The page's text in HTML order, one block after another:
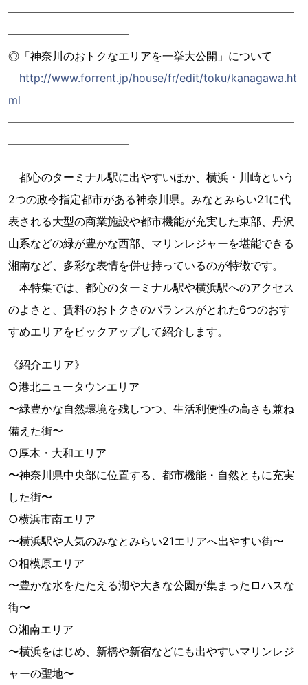
――――――――――――――――――――――――――
―――――――――――
◎「神奈川のおトクなエリアを一挙大公開」について
http://www.forrent.jp/house/fr/edit/toku/kanagawa.ht
ml
――――――――――――――――――――――――――
―――――――――――
都心のターミナル駅に出やすいほか、横浜・川崎という
2つの政令指定都市がある神奈川県。みなとみらい21に代
表される大型の商業施設や都市機能が充実した東部、丹沢
山系などの緑が豊かな西部、マリンレジャーを堪能できる
湘南など、多彩な表情を併せ持っているのが特徴です。
本特集では、都心のターミナル駅や横浜駅へのアクセス
のよさと、賃料のおトクさのバランスがとれた6つのおす
すめエリアをピックアップして紹介します。
《紹介エリア》
○港北ニュータウンエリア
〜緑豊かな自然環境を残しつつ、生活利便性の高さも兼ね
備えた街〜
○厚木・大和エリア
〜神奈川県中央部に位置する、都市機能・自然ともに充実
した街〜
○横浜市南エリア
〜横浜駅や人気のみなとみらい21エリアへ出やすい街〜
○相模原エリア
〜豊かな水をたたえる湖や大きな公園が集まったロハスな
街〜
○湘南エリア
〜横浜をはじめ、新橋や新宿などにも出やすいマリンレジ
ャーの聖地〜